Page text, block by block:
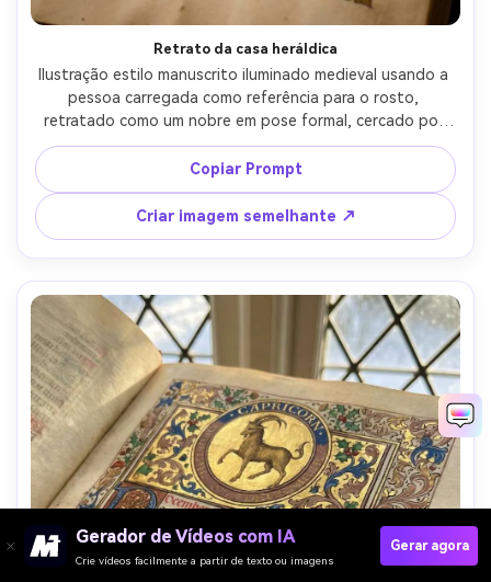
Retrato da casa heráldica
Ilustração estilo manuscrito iluminado medieval usando a
pessoa carregada como referência para o rosto,
retratado como um nobre em pose formal, cercado por
um brasão personalizado, animais heráldicos e
pergaminhos de bandeira com texto de lema, filigrana de
folha de ouro, textura de pergaminho, iniciais decoradas,
ricos pigmentos medievais, humor atemporal digno, lente
de 85mm, profundidade de campo rasa, iluminação
cinematográfica suave-AR 4:5
Copiar Prompt
Criar imagem semelhante ↗
Gerador de Vídeos com IA
Crie vídeos facilmente a partir de texto ou imagens
Gerar agora